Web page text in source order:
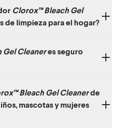
Clorox™ Bleach Gel
limpieza para el hogar?
para el hogar, ya que podrían
Gel Cleaneres seguro
sépticos. El blanqueador se
en sal y agua
Bleach Gel Cleanerde
mascotas y mujeres